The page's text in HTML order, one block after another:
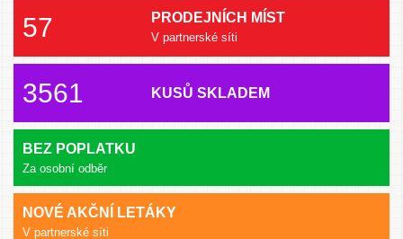
57 PRODEJNÍCH MÍST
V partnerské síti
3561 KUSŮ SKLADEM
BEZ POPLATKU
Za osobní odběr
NOVÉ AKČNÍ LETÁKY
V partnerské síti